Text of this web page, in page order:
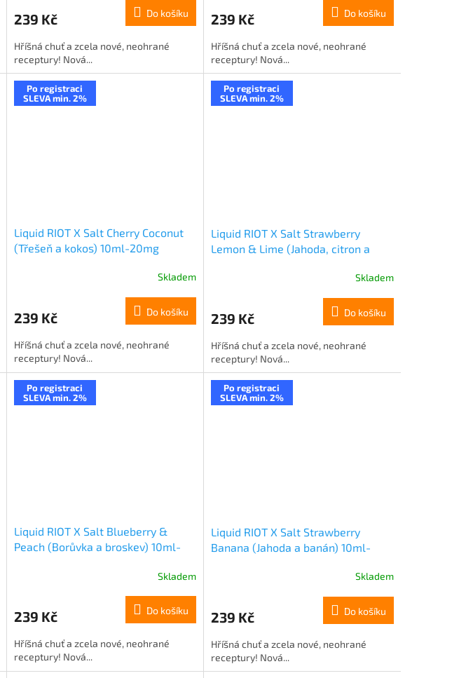
239 Kč Do košíku
Hříšná chuť a zcela nové, neohrané
receptury! Nová...
239 Kč Do košíku
Hříšná chuť a zcela nové, neohrané
receptury! Nová...
Po registraci
SLEVA min. 2%
Liquid RIOT X Salt Cherry Coconut
(Třešeň a kokos) 10ml-20mg
Skladem
239 Kč Do košíku
Hříšná chuť a zcela nové, neohrané
receptury! Nová...
Po registraci
SLEVA min. 2%
Liquid RIOT X Salt Strawberry
Lemon & Lime (Jahoda, citron a
Skladem
239 Kč Do košíku
Hříšná chuť a zcela nové, neohrané
receptury! Nová...
Po registraci
SLEVA min. 2%
Liquid RIOT X Salt Blueberry &
Peach (Borůvka a broskev) 10ml-
Skladem
239 Kč Do košíku
Hříšná chuť a zcela nové, neohrané
receptury! Nová...
Po registraci
SLEVA min. 2%
Liquid RIOT X Salt Strawberry
Banana (Jahoda a banán) 10ml-
Skladem
239 Kč Do košíku
Hříšná chuť a zcela nové, neohrané
receptury! Nová...